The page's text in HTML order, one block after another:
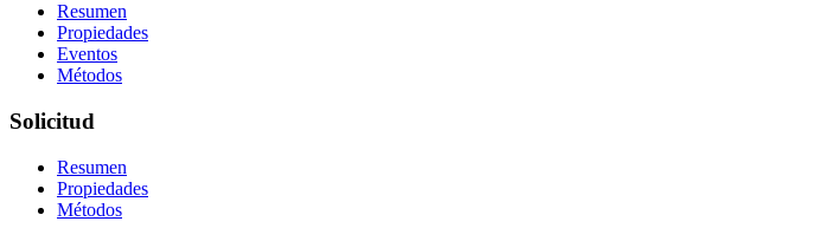
Resumen
Propiedades
Eventos
Métodos
Solicitud
Resumen
Propiedades
Métodos